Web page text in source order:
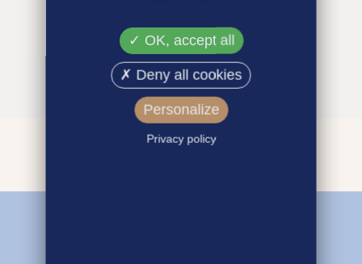
OK, accept all
Deny all cookies
Personalize
Privacy policy